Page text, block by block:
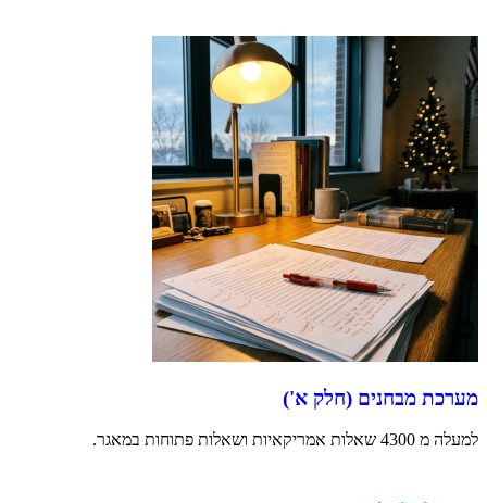
מערכת מבחנים (חלק א')
למעלה מ 4300 שאלות אמריקאיות ושאלות פתוחות במאגר.